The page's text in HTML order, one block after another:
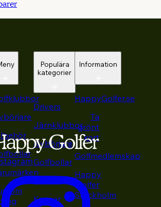
Populära
kategorier
Drivers
Järnklubbor
Nybörjare
Golfbollar
Kepsar
Information
HappyGolfer.se
Ta
grönt
kort
Golfmedlemskap
Happy
Golfer
Stockholm